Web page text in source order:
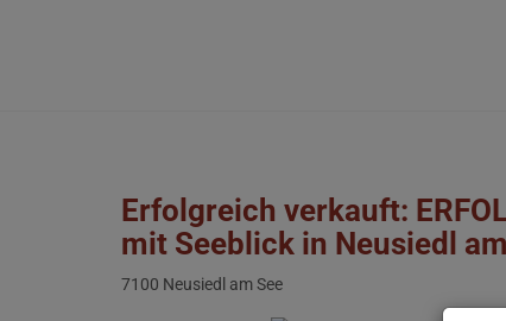
Erfolgreich verkauft:
mit Seeblick in Neusiedl
7100 Neusiedl am See